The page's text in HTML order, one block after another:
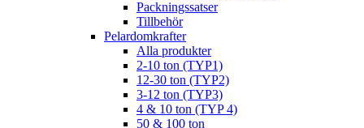
Packningssatser
Tillbehör
Pelardomkrafter
Alla produkter
2-10 ton (TYP1)
12-30 ton (TYP2)
3-12 ton (TYP3)
4 & 10 ton (TYP 4)
50 & 100 ton